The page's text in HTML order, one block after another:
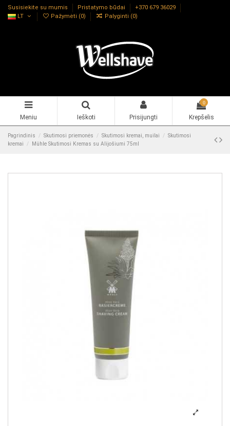
Susisiekite su mumis Pristatymo būdai
+370 679 36029
LT
Pažymėti (0) Palyginti (0)
Meniu Ieškoti Prisijungti
0
Krepšelis
Pagrindinis Skutimosi priemonės Skutimosi kremai, muilai
Skutimosi
kremai
Mühle Skutimosi Kremas su Alijošiumi 75ml